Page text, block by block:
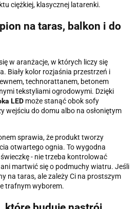
ciężkiej, klasycznej latarenki.
na taras, balkon i do
w aranżacje, w których liczy się
Biały kolor rozjaśnia przestrzeń i
technorattanem, betonem
tekstyliami ogrodowymi. Dzięki
LED może stanąć obok sofy
wejściu do domu albo na osłoniętym
sprawia, że produkt tworzy
otwartego ognia. To wygodna
- nie trzeba kontrolować
martwić się o podmuchy wiatru. Jeśli
na taras, ale zależy Ci na prostszym
trafnym wyborem.